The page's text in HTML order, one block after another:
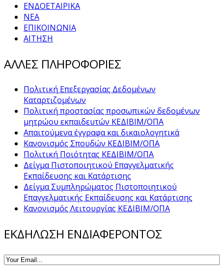
ΕΝΔΟΕΤΑΙΡΙΚΑ
ΝΕΑ
ΕΠΙΚΟΙΝΩΝΙΑ
ΑΙΤΗΣΗ
ΑΛΛΕΣ ΠΛΗΡΟΦΟΡΙΕΣ
Πολιτική Επεξεργασίας Δεδομένων
Καταρτιζομένων
Πολιτική προστασίας προσωπικών δεδομένων
μητρώου εκπαιδευτών ΚΕΔΙΒΙΜ/ΟΠΑ
Απαιτούμενα έγγραφα και δικαιολογητικά
Κανονισμός Σπουδών ΚΕΔΙΒΙΜ/ΟΠΑ
Πολιτική Ποιότητας ΚΕΔΙΒΙΜ/ΟΠΑ
Δείγμα Πιστοποιητικού Επαγγελματικής
Εκπαίδευσης και Κατάρτισης
Δείγμα Συμπληρώματος Πιστοποιητικού
Επαγγελματικής Εκπαίδευσης και Κατάρτισης
Κανονισμός Λειτουργίας ΚΕΔΙΒΙΜ/ΟΠΑ
ΕΚΔΗΛΩΣΗ ΕΝΔΙΑΦΕΡΟΝΤΟΣ